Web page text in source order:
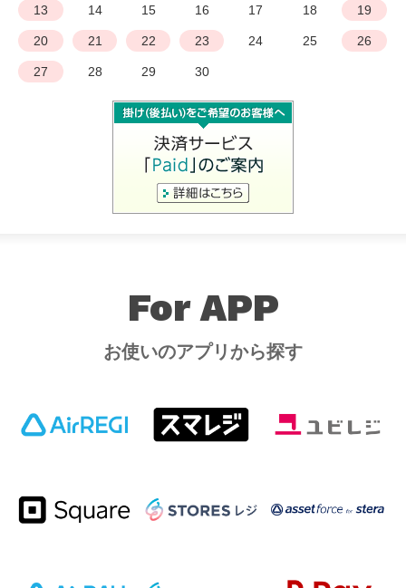
13 14 15 16 17 18 19
20 21 22 23 24 25 26
27 28 29 30
For APP
お使いのアプリから探す